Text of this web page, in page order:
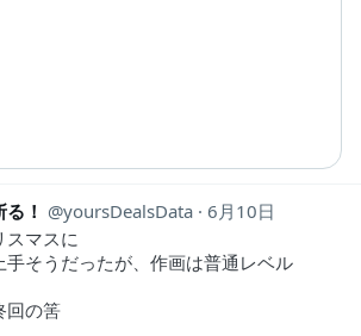
！ yoursDealsData 6月10日
スマスに
手そうだったが、作画は普通レベル
回の筈